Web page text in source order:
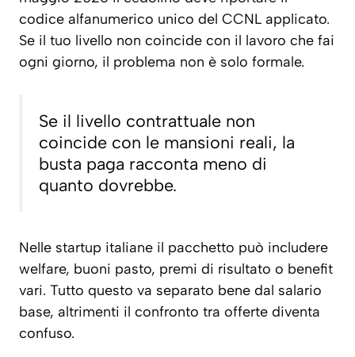
codice alfanumerico unico del CCNL applicato.
Se il tuo livello non coincide con il lavoro che fai
ogni giorno, il problema non è solo formale.
Se il livello contrattuale non
coincide con le mansioni reali, la
busta paga racconta meno di
quanto dovrebbe.
Nelle startup italiane il pacchetto può includere
welfare, buoni pasto, premi di risultato o benefit
vari. Tutto questo va separato bene dal salario
base, altrimenti il confronto tra offerte diventa
confuso.